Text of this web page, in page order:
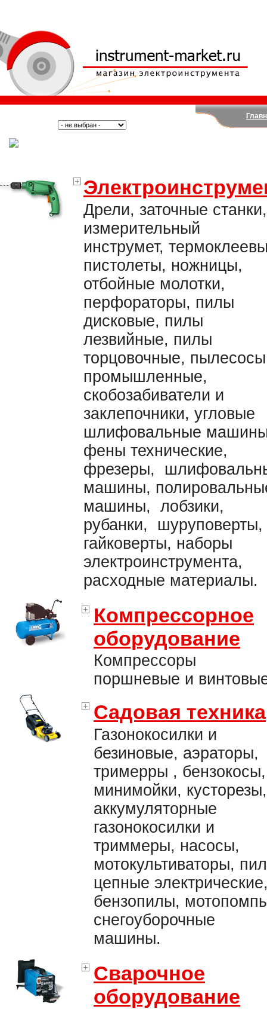
Дрели, заточные станки,
измерительный
инструмет,
пистолеты, ножницы,
отбойные молотки,
перфораторы, пилы
дисковые, пилы
лезвийные, пилы
торцовочные, пылесосы
промышленные,
скобозабиватели и
заклепочники, угловые
шлифовальные
фены технические,
фрезеры,
машины,
машины, лобзики,
рубанки, шуруповерты,
гайковерты, наборы
электроинструмента,
расходные материалы.
Компрессорное
оборудование
Компрессоры
поршневые и
Садовая техника
Газонокосилки и
безиновые, аэраторы,
тримерры , бензокосы,
минимойки, кусторезы,
аккумуляторные
газонокосилки и
триммеры, насосы,
мотокультиваторы,
цепные
бензопилы,
снегоуборочные
машины.
Сварочное
оборудование